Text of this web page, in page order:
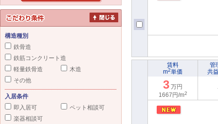
構造種別
鉄骨造
鉄筋コンクリート造
軽量鉄骨造
木造
その他
入居条件
即入居可
ペット相談可
楽器相談可
賃料
m2単価
管
共
3 万円
1667円/m2